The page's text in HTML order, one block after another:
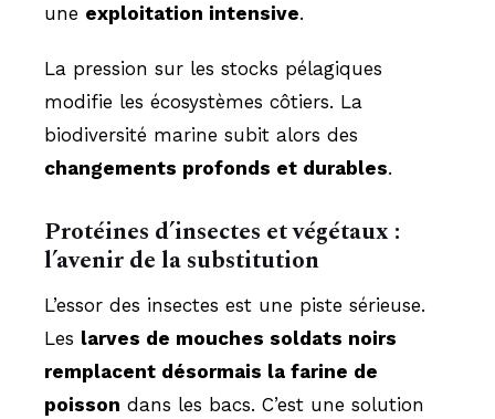
une exploitation intensive.
La pression sur les stocks pélagiques
modifie les écosystèmes côtiers. La
biodiversité marine subit alors des
changements profonds et durables.
Protéines d’insectes et végétaux :
l’avenir de la substitution
L’essor des insectes est une piste sérieuse.
Les larves de mouches soldats noirs
remplacent désormais la farine de
poisson dans les bacs. C’est une solution